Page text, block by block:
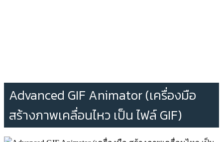
Advanced GIF Animator (เครื่องมือ
สร้างภาพเคลื่อนไหว เป็น ไฟล์ GIF)